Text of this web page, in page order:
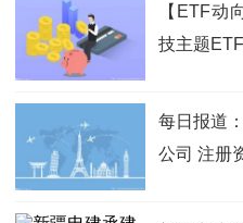
【ETF动
技主题
每日报道
公司 注册